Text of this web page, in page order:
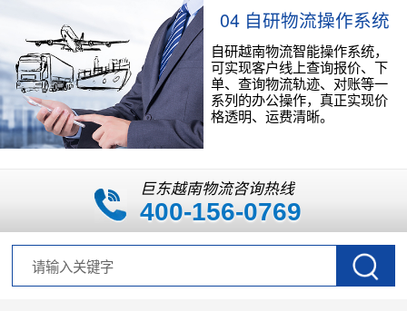
04 自研物流操作系统
自研越南物流智能操作系统，
可实现客户线上查询报价、下
单、查询物流轨迹、对账等一
系列的办公操作，真正实现价
格透明、运费清晰。
巨东越南物流咨询热线
400-156-0769